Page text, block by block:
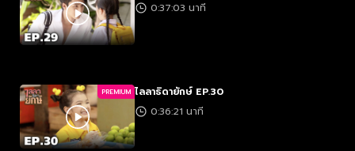
0:37:03 นาที
PREMIUM ไลลาธิดายักษ์ EP.30
0:36:21 นาที